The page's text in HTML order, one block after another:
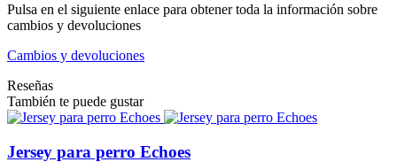
Pulsa en el siguiente enlace para obtener toda la información sobre
cambios y devoluciones
Cambios y devoluciones
Reseñas
También te puede gustar
Jersey para perro Echoes